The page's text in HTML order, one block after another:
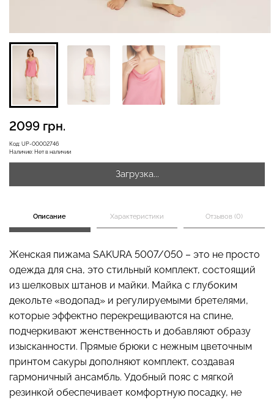
Код: UP-00002746
Наличие: Нет в наличии
2099 грн.
Загрузка...
Описание Характеристики Отзывов (0)
Женская пижама SAKURA 5007/050 – это не просто
одежда для сна, это стильный комплект, состоящий
из шелковых штанов и майки. Майка с глубоким
декольте «водопад» и регулируемыми бретелями,
которые эффектно перекрещиваются на спине,
подчеркивают женственность и добавляют образу
изысканности. Прямые брюки с нежным цветочным
принтом сакуры дополняют комплект, создавая
гармоничный ансамбль. Удобный пояс с мягкой
резинкой обеспечивает комфортную посадку, не
Бесшовные леггинсы
LEGGINGS (черный) Giulia
BRASILIAN SHAPEWEAR
black (черный) Giulia